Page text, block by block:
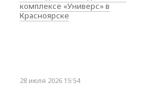
комплексе «Универс» в
Красноярске
28 июля 2026 15:54